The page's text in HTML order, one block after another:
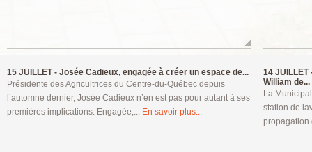
15 JUILLET - Josée Cadieux, engagée à créer un espace de...
Présidente des Agricultrices du Centre-du-Québec depuis
l’automne dernier, Josée Cadieux n’en est pas pour autant à ses
premières implications. Engagée,... En savoir plus...
14 JUILLET
William de...
La
station de
propagation